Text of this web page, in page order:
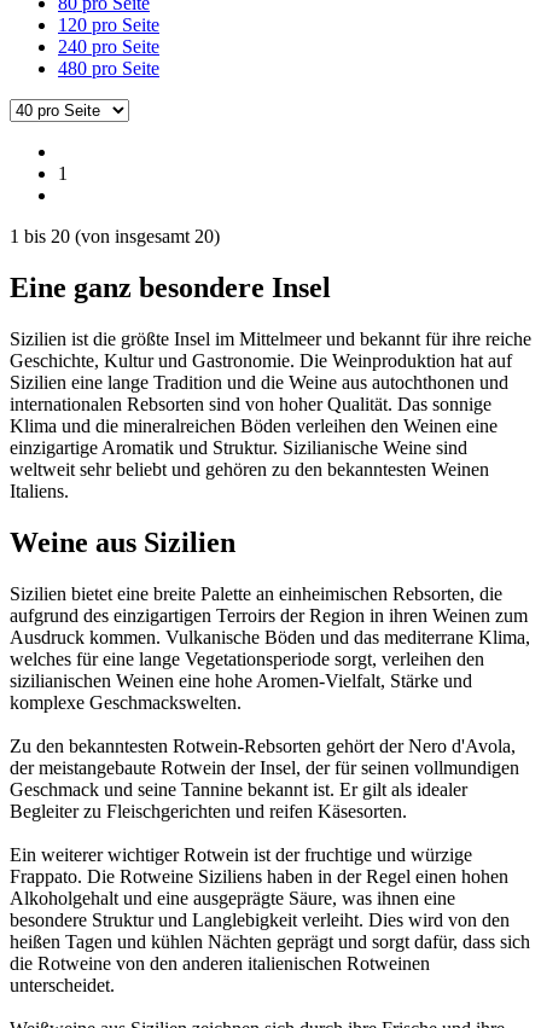
120 pro Seite
240 pro Seite
480 pro Seite
1
1 bis 20 (von insgesamt20)
Eine ganz besondere Insel
Sizilien ist die größte Insel im Mittelmeer und bekannt für ihre reiche
Geschichte, Kultur und Gastronomie. Die Weinproduktion hat auf
Sizilien eine lange Tradition und die Weine aus autochthonen und
internationalen Rebsorten sind von hoher Qualität. Das sonnige
Klima und die mineralreichen Böden verleihen den Weinen eine
einzigartige Aromatik und Struktur. Sizilianische Weine sind
weltweit sehr beliebt und gehören zu den bekanntesten Weinen
Italiens.
Weine aus Sizilien
Sizilien bietet eine breite Palette an einheimischen Rebsorten, die
aufgrund des einzigartigen Terroirs der Region in ihren Weinen zum
Ausdruck kommen. Vulkanische Böden und das mediterrane Klima,
welches für eine lange Vegetationsperiode sorgt, verleihen den
sizilianischen Weinen eine hohe Aromen-Vielfalt, Stärke und
komplexe Geschmackswelten.
Zu den bekanntesten Rotwein-Rebsorten gehört der Nero d'Avola,
der meistangebaute Rotwein der Insel, der für seinen vollmundigen
Geschmack und seine Tannine bekannt ist. Er gilt als idealer
Begleiter zu Fleischgerichten und reifen Käsesorten.
Ein weiterer wichtiger Rotwein ist der fruchtige und würzige
Frappato. Die Rotweine Siziliens haben in der Regel einen hohen
Alkoholgehalt und eine ausgeprägte Säure, was ihnen eine
besondere Struktur und Langlebigkeit verleiht. Dies wird von den
heißen Tagen und kühlen Nächten geprägt und sorgt dafür, dass sich
die Rotweine von den anderen italienischen Rotweinen
unterscheidet.